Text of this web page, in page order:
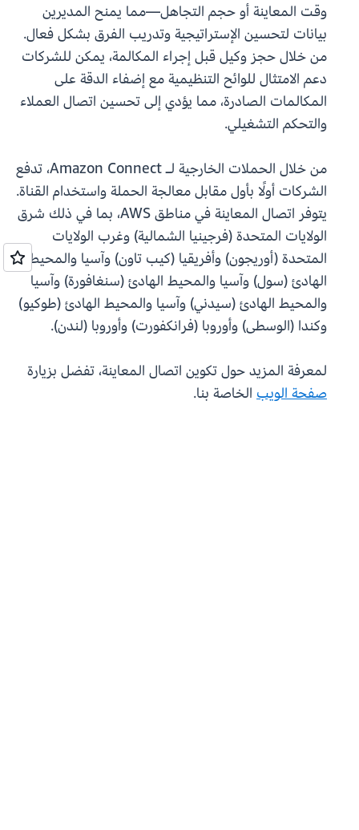
وقت المعاينة أو حجم التجاهل—مما يمنح المديرين
بيانات لتحسين الإستراتيجية وتدريب الفرق بشكل فعال.
من خلال حجز وكيل قبل إجراء المكالمة، يمكن للشركات
دعم الامتثال للوائح التنظيمية مع إضفاء الدقة على
المكالمات الصادرة، مما يؤدي إلى تحسين اتصال العملاء
والتحكم التشغيلي.
من خلال الحملات الخارجية لـ Amazon Connect، تدفع
الشركات أولًا بأول مقابل معالجة الحملة واستخدام القناة.
يتوفر اتصال المعاينة في مناطق AWS، بما في ذلك شرق
الولايات المتحدة (فرجينيا الشمالية) وغرب الولايات
المتحدة (أوريجون) وأفريقيا (كيب تاون) وآسيا والمحيط
الهادئ (سول) وآسيا والمحيط الهادئ (سنغافورة) وآسيا
والمحيط الهادئ (سيدني) وآسيا والمحيط الهادئ (طوكيو)
وكندا (الوسطى) وأوروبا (فرانكفورت) وأوروبا (لندن).
لمعرفة المزيد حول تكوين اتصال المعاينة، تفضل بزيارة
صفحة الويب الخاصة بنا.